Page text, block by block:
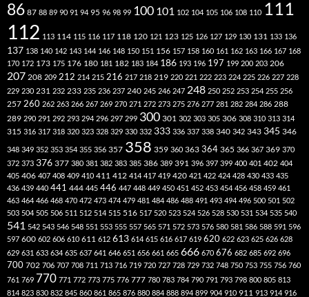
86 87 88 89 90 91 94 95 96 98 99 100 101 102 104 105 106 108 110 111
112 113 114 115 116 117 118 120 121 123 125 126 127 129 130 131 133 136
137 138 140 142 143 144 146 148 150 151 156 157 158 160 161 162 163 166 167 168
170 172 173 175 176 180 181 182 183 184 186 193 196 197 199 200 203 206
207 208 209 212 214 215 216 217 218 219 220 221 222 223 224 225 226 227 228
229 230 231 232 233 235 236 237 240 245 246 247 248 250 252 253 254 255 256
257 260 262 263 266 267 269 270 271 272 273 275 276 277 281 282 284 286 288
289 290 291 292 293 294 296 297 299 300 301 302 303 305 306 308 310 313 314
315 316 317 318 320 323 328 329 330 332 333 336 337 338 340 342 343 345 346
348 349 352 353 354 355 356 357 358 359 360 363 364 365 366 367 369 370
372 373 376 377 380 381 382 383 385 386 389 391 396 397 399 400 401 402 404
405 406 407 408 409 410 411 412 414 417 419 420 421 422 424 428 430 433 435
436 439 440 441 444 445 446 447 448 449 450 451 452 453 454 456 458 459 461
463 464 466 468 470 472 473 474 479 481 484 486 488 491 493 494 496 500 501 502
503 504 505 506 511 512 514 515 516 517 520 523 524 526 528 530 531 534 535 540
541 542 543 546 548 551 553 555 557 565 571 572 573 576 580 581 586 588 591 596
597 600 602 606 610 611 612 613 614 615 616 617 619 620 622 623 625 626 628
629 631 633 634 635 637 641 646 651 656 661 665 666 670 676 682 685 692 696
700 702 706 707 708 711 713 716 719 720 727 728 729 732 748 750 753 755 756 760
761 769 770 771 772 773 775 776 777 780 783 784 790 791 793 798 800 805 813
814 823 830 832 845 860 861 865 876 880 884 888 894 899 904 910 911 913 914 916